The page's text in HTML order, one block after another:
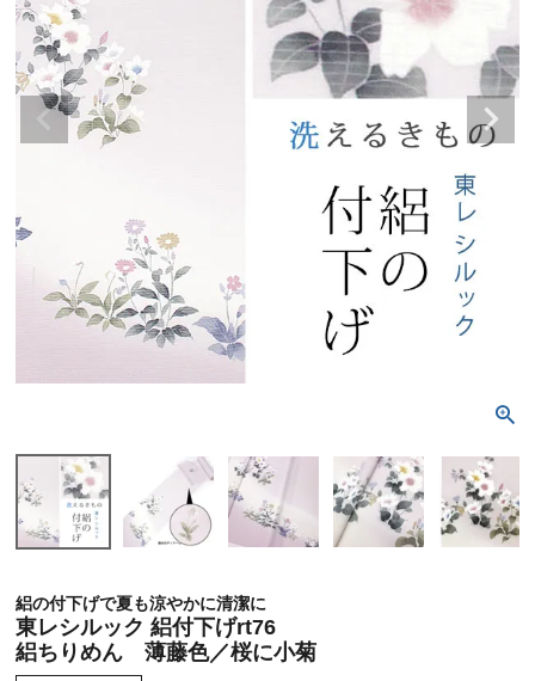
絽の付下げで夏も涼やかに清潔に
東レシルック 絽付下げrt76
絽ちりめん 薄藤色／桜に小菊